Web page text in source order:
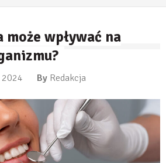
wpływać na
By Redakcja